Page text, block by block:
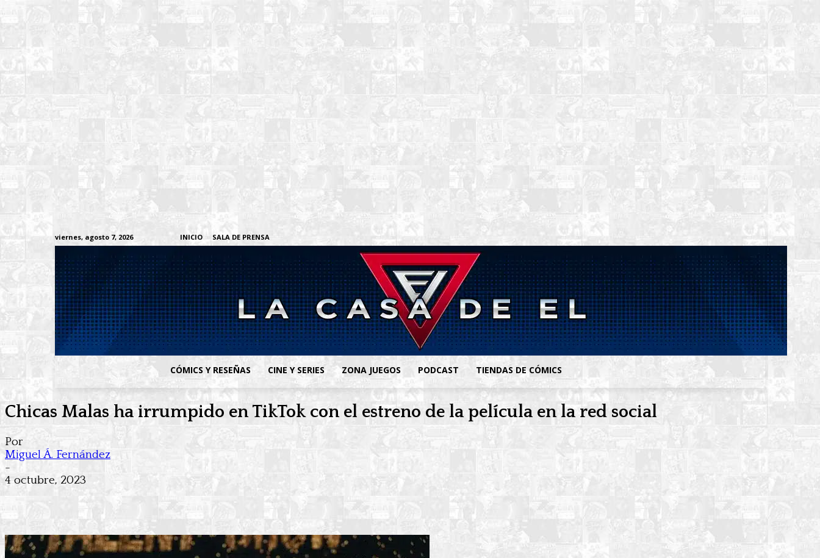
viernes, agosto 7, 2026 INICIO SALA DE PRENSA
CÓMICS Y RESEÑAS CINE Y SERIES ZONA JUEGOS PODCAST TIENDAS DE CÓMICS
Chicas Malas ha irrumpido en TikTok con el estreno de la película en la red social
Por
Miguel Á. Fernández
-
4 octubre, 2023